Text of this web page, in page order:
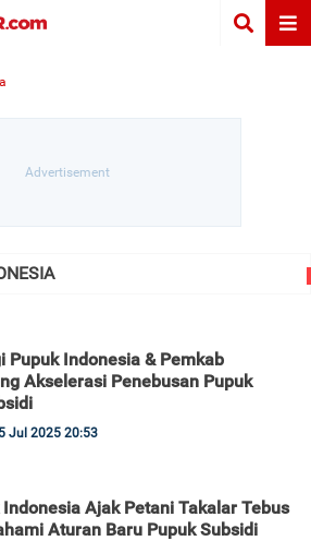
Pupuk Indonesia & Pemkab
Akselerasi Penebusan Pupuk
Jul 2025 20:53
Indonesia Ajak Petani Takalar Tebus
Aturan Baru Pupuk Subsidi